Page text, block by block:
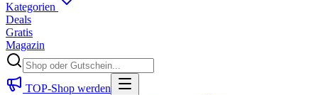
Kategorien
Deals
Gratis
Magazin
TOP-Shop werden